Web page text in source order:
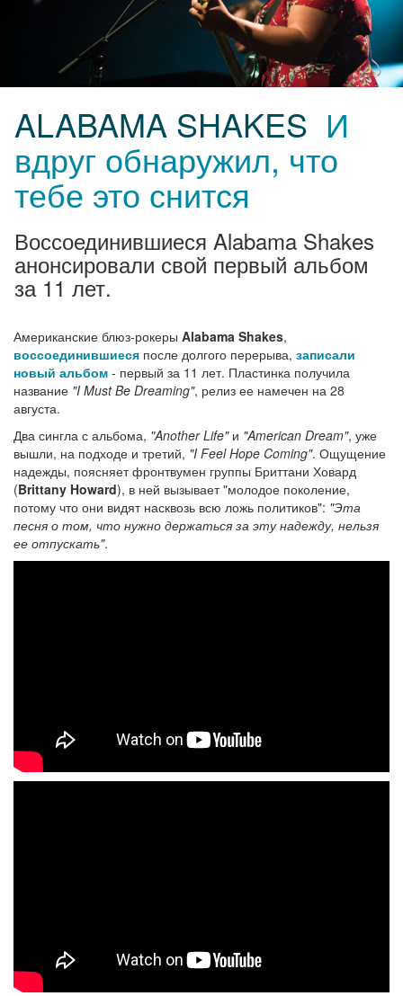
ALABAMA SHAKES И
вдруг обнаружил, что
тебе это снится
Воссоединившиеся Alabama Shakes
анонсировали свой первый альбом
за 11 лет.
Американские блюз-рокеры Alabama Shakes,
воссоединившиеся после долгого перерыва, записали
новый альбом - первый за 11 лет. Пластинка получила
название "I Must Be Dreaming", релиз ее намечен на 28
августа.
Два сингла с альбома, "Another Life"и "American Dream", уже
вышли, на подходе и третий, "I Feel Hope Coming". Ощущение
надежды, поясняет фронтвумен группы Бриттани Ховард
(Brittany Howard), в ней вызывает "молодое поколение,
потому что они видят насквозь всю ложь политиков": "Эта
песня о том, что нужно держаться за эту надежду, нельзя
ее отпускать".